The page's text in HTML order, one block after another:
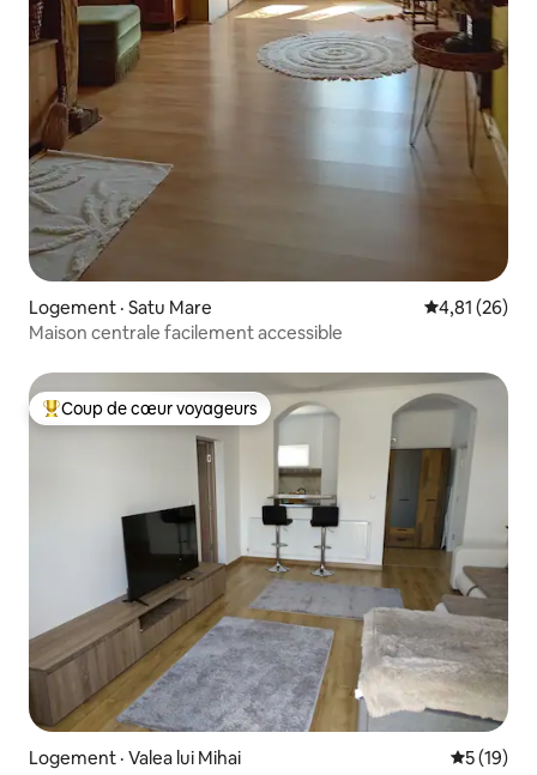
Logement · Satu Mare Note
4,81 (26)
Maison centrale facilement accessible
Coup de cœur voyageurs parmi les plus aimés
Coup de cœur voyageurs
Logement · Valea lui Mihai Note
5 (19)